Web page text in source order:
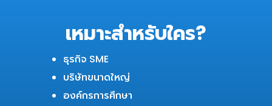
เหมาะสำหรับใคร?
ธุรกิจ SME
บริษัทขนาดใหญ่
องค์กรการศึกษา